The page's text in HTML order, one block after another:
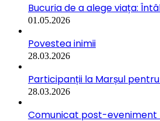
Bucuria de a alege viața:
01.05.2026
Povestea inimii
28.03.2026
Participanții la Marșul
28.03.2026
Comunicat post-eveniment